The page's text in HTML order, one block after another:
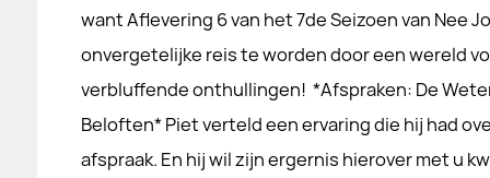
want Aflevering 6 van het 7de Seizoen van Nee
onvergetelijke reis te worden door een wereld
verbluffende onthullingen! *Afspraken: De
Beloften* Piet verteld een ervaring die hij had
afspraak. En hij wil zijn ergernis hierover met u